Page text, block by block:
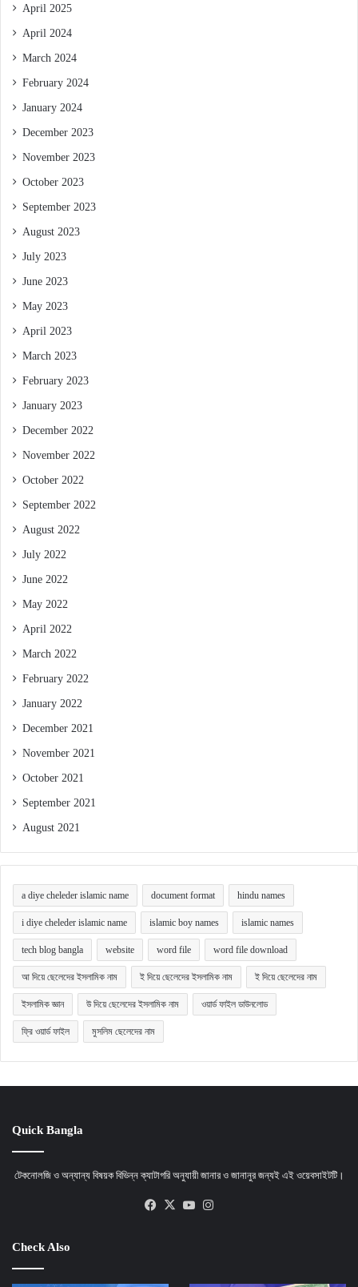
April 2025
April 2024
March 2024
February 2024
January 2024
December 2023
November 2023
October 2023
September 2023
August 2023
July 2023
June 2023
May 2023
April 2023
March 2023
February 2023
January 2023
December 2022
November 2022
October 2022
September 2022
August 2022
July 2022
June 2022
May 2022
April 2022
March 2022
February 2022
January 2022
December 2021
November 2021
October 2021
September 2021
August 2021
a diye cheleder islamic name document format hindu names
i diye cheleder islamic name islamic boy names islamic names
tech blog bangla website word file word file download
আ দিয়ে ছেলেদের ইসলামিক নাম ই দিয়ে ছেলেদের ইসলামিক নাম ই দিয়ে ছেলেদের নাম
ইসলামিক জ্ঞান উ দিয়ে ছেলেদের ইসলামিক নাম ওয়ার্ড ফাইল ডাউনলোড
ফ্রি ওয়ার্ড ফাইল মুসলিম ছেলেদের নাম
Quick Bangla
টেকনোলজি ও অন্যান্য বিষয়ক বিভিন্ন ক্যাটাগরি অনুযায়ী জানার ও জানানুর জন্যই এই ওয়েবসাইটটি।
Facebook
X YouTube
Check Also